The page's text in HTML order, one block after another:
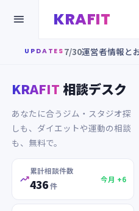
KRAFIT

UPDATES 7/30運営者情報と
KRAFIT 相談デスク
あなたに合うジム・スタジオ探
しも、ダイエットや運動の相談
も、無料で。

累計相談件数
436件
今月 +6